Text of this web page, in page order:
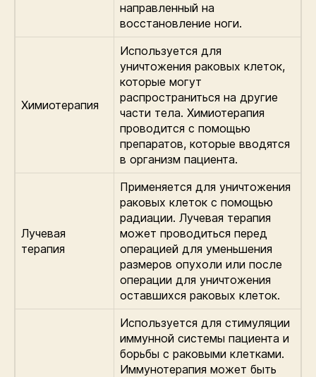
направленный на
восстановление ноги.
Химиотерапия
Используется для
уничтожения раковых клеток,
которые могут
распространиться на другие
части тела. Химиотерапия
проводится с помощью
препаратов, которые вводятся
в организм пациента.
Лучевая
терапия
Применяется для уничтожения
раковых клеток с помощью
радиации. Лучевая терапия
может проводиться перед
операцией для уменьшения
размеров опухоли или после
операции для уничтожения
оставшихся раковых клеток.
Используется для стимуляции
иммунной системы пациента и
борьбы с раковыми клетками.
Иммунотерапия может быть